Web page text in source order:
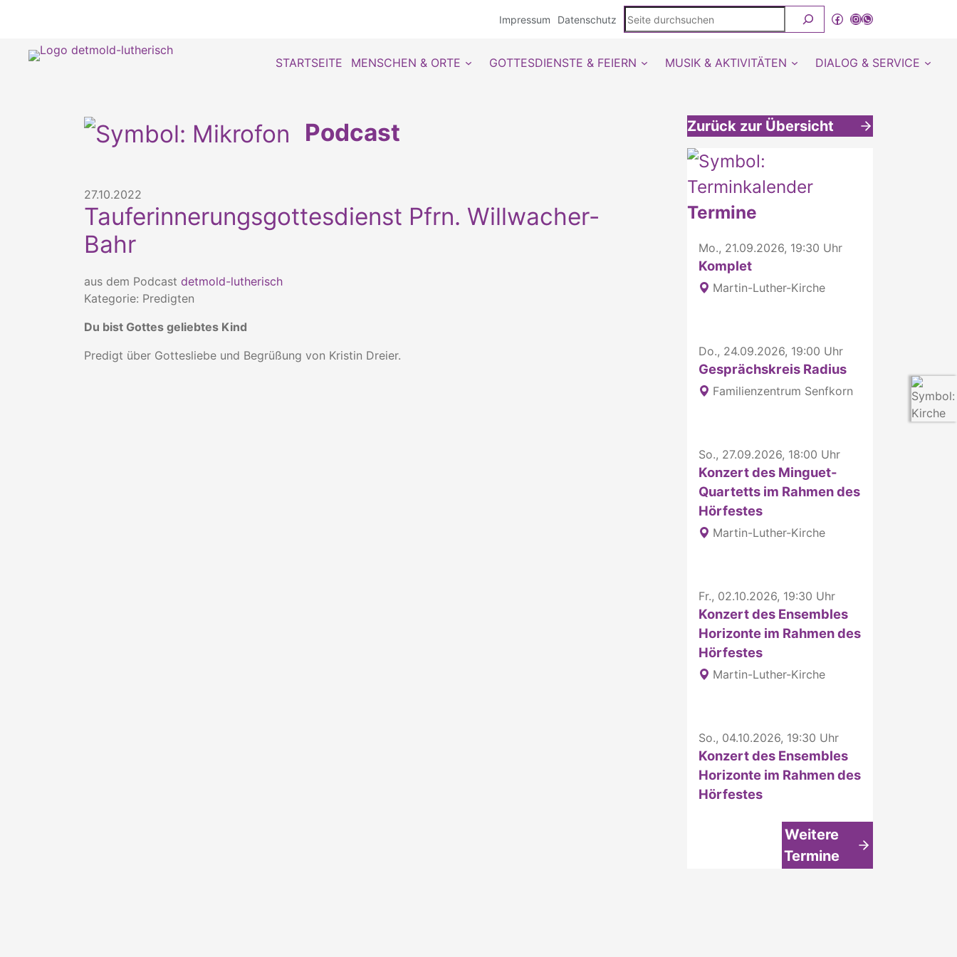
Impressum Datenschutz
Seite
durchsuchen
Facebook
Instagram
WhatsApp Kanal von detmold-lutherisch
STARTSEITE MENSCHEN & ORTE GOTTESDIENSTE & FEIERN MUSIK & AKTIVITÄTEN DIALOG & SERVICE
Podcast
27.10.2022
Tauferinnerungsgottesdienst Pfrn. Willwacher-
Bahr
aus dem Podcastdetmold-lutherisch
Kategorie: Predigten
Du bist Gottes geliebtes Kind
Predigt über Gottesliebe und Begrüßung von Kristin Dreier.
Zurück zur Übersicht
Weitere interessante Inhalte
Termine
Mo., 21.09.2026, 19:30 Uhr
Komplet
Martin-Luther-Kirche
Do., 24.09.2026, 19:00 Uhr
Gesprächskreis Radius
Familienzentrum Senfkorn
So., 27.09.2026, 18:00 Uhr
Konzert des Minguet-
Quartetts im Rahmen des
Hörfestes
Martin-Luther-Kirche
Fr., 02.10.2026, 19:30 Uhr
Konzert des Ensembles
Horizonte im Rahmen des
Hörfestes
Martin-Luther-Kirche
So., 04.10.2026, 19:30 Uhr
Konzert des Ensembles
Horizonte im Rahmen des
Hörfestes
Weitere
Termine